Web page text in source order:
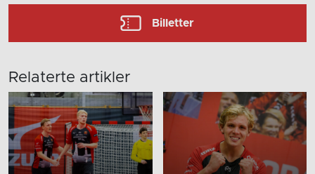
Billetter
Relaterte artikler